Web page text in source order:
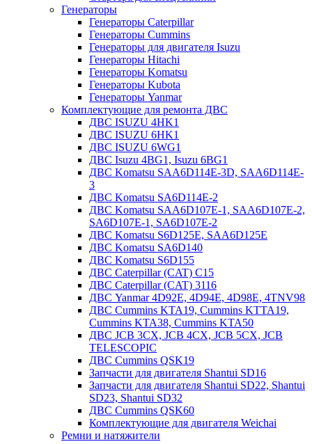
Генераторы
Генераторы Caterpillar
Генераторы Cummins
Генераторы для двигателя Isuzu
Генераторы Hitachi
Генераторы Komatsu
Генераторы Kubota
Генераторы Yanmar
Комплектующие для ремонта ДВС
ДВС ISUZU 4HK1
ДВС ISUZU 6HK1
ДВС ISUZU 6WG1
ДВС Isuzu 4BG1, Isuzu 6BG1
ДВС Komatsu SAA6D114E-3D, SAA6D114E-
3
ДВС Komatsu SA6D114E-2
ДВС Komatsu SAA6D107E-1, SAA6D107E-2,
SA6D107E-1, SA6D107E-2
ДВС Komatsu S6D125E, SAA6D125E
ДВС Komatsu SA6D140
ДВС Komatsu S6D155
ДВС Caterpillar (CAT) C15
ДВС Caterpillar (CAT) 3116
ДВС Yanmar 4D92E, 4D94E, 4D98E, 4TNV98
ДВС Cummins KTA19, Cummins KTTA19,
Cummins KTA38, Cummins KTA50
ДВС JCB 3CX, JCB 4CX, JCB 5CX, JCB
TELESCOPIC
ДВС Cummins QSK19
Запчасти для двигателя Shantui SD16
Запчасти для двигателя Shantui SD22, Shantui
SD23, Shantui SD32
ДВС Cummins QSK60
Комплектующие для двигателя Weichai
Ремни и натяжители